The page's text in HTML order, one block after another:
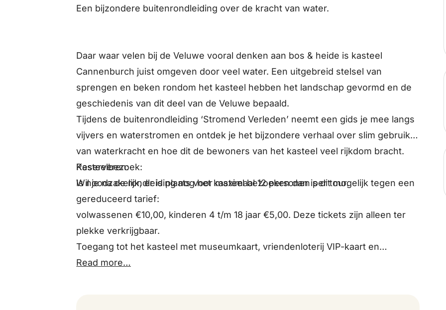
Een bijzondere buitenrondleiding over de kracht van water.
Daar waar velen bij de Veluwe vooral denken aan bos & heide is kasteel
Cannenburch juist omgeven door veel water. Een uitgebreid stelsel van
sprengen en beken rondom het kasteel hebben het landschap gevormd en de
geschiedenis van dit deel van de Veluwe bepaald.
Tijdens de buitenrondleiding ‘Stromend Verleden’ neemt een gids je mee langs
vijvers en waterstromen en ontdek je het bijzondere verhaal over slim gebruik
van waterkracht en hoe dit de bewoners van het kasteel veel rijkdom bracht.
Reserveren:
Is noodzakelijk, er is plaats voor maximaal 12 personen per tour.
Kasteelbezoek:
Wil je na de rondleiding nog het kasteel bezoeken dan is dit mogelijk tegen een
gereduceerd tarief:
volwassenen €10,00, kinderen 4 t/m 18 jaar €5,00. Deze tickets zijn alleen ter
plekke verkrijgbaar.
Toegang tot het kasteel met museumkaart, vriendenloterij VIP-kaart en
donateurspas GLK is gratis.
Read more…